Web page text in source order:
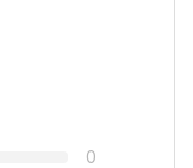
0